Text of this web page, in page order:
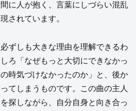
に人が抱く、言葉にしづらい混乱
されています。
ずしも大きな理由を理解できるわ
ろ「なぜもっと大切にできなかっ
時気づけなかったのか」と、後か
てしまうものです。この曲の主人
探しながら、自分自身と向き合っ